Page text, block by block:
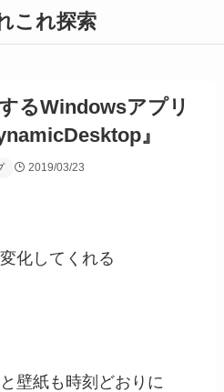
これ探索
るWindowsアプリ
』
2019/03/23
化してくれる
壁紙も時刻どおりに